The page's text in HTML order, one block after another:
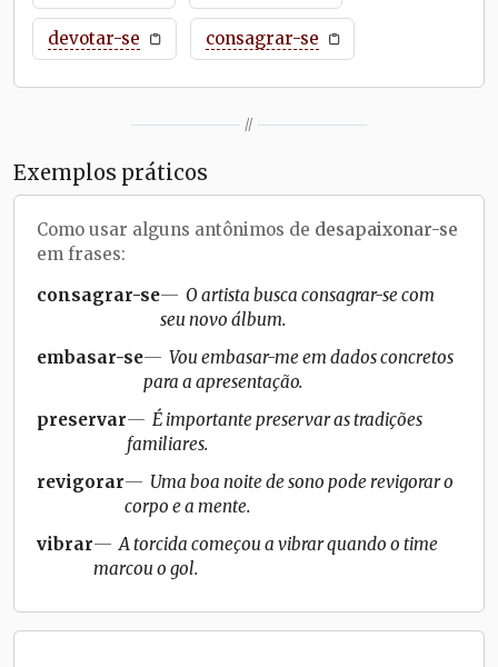
devotar-se consagrar-se
//
Exemplos práticos
Como usar alguns antônimos de desapaixonar-se
em frases:
consagrar-se
O artista busca consagrar-se com
seu novo álbum.
embasar-se
Vou embasar-me em dados concretos
para a apresentação.
preservar
É importante preservar as tradições
familiares.
revigorar
Uma boa noite de sono pode revigorar o
corpo e a mente.
vibrar
A torcida começou a vibrar quando o time
marcou o gol.